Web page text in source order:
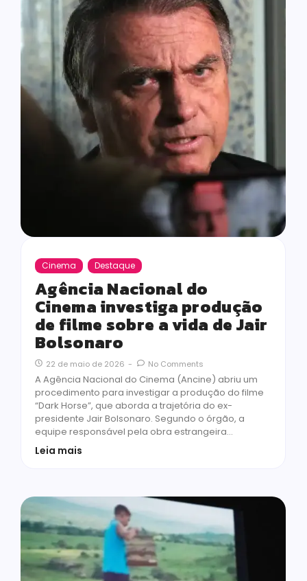
Cinema Destaque
Agência Nacional do
Cinema investiga produção
de filme sobre a vida de Jair
Bolsonaro
22 de maio de 2026 - No Comments
A Agência Nacional do Cinema (Ancine) abriu um
procedimento para investigar a produção do filme
“Dark Horse”, que aborda a trajetória do ex-
presidente Jair Bolsonaro. Segundo o órgão, a
equipe responsável pela obra estrangeira…
Leia mais